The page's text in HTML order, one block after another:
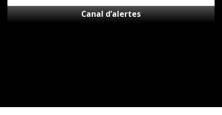
Canal d’alertes